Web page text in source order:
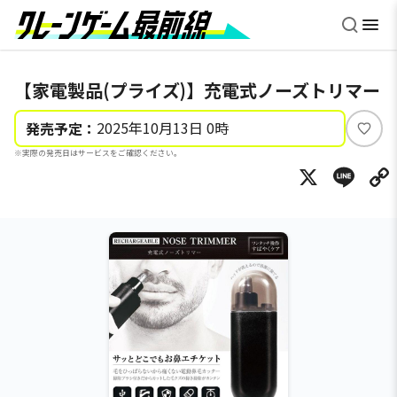
【家電製品(プライズ)】充電式ノーズトリマー
発売予定： 2025年10月13日 0時
※実際の発売日はサービスをご確認ください。
い
ね
X